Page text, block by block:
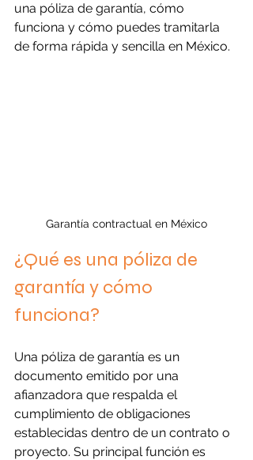
una póliza de garantía, cómo
funciona y cómo puedes tramitarla
de forma rápida y sencilla en México.
Garantía contractual en México
¿Qué es una póliza de
garantía y cómo
funciona?
Una póliza de garantía es un
documento emitido por una
afianzadora que respalda el
cumplimiento de obligaciones
establecidas dentro de un contrato o
proyecto. Su principal función es